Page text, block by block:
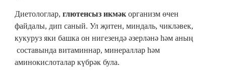
Диетологлар, глютенсыз икмәк организм өчен
файдалы, дип саный. Ул җитен, миндаль, чикләвек,
кукуруз яки башка он нигезендә әзерләнә һәм аның
составында витаминнар, минераллар һәм
аминокислоталар күбрәк була.